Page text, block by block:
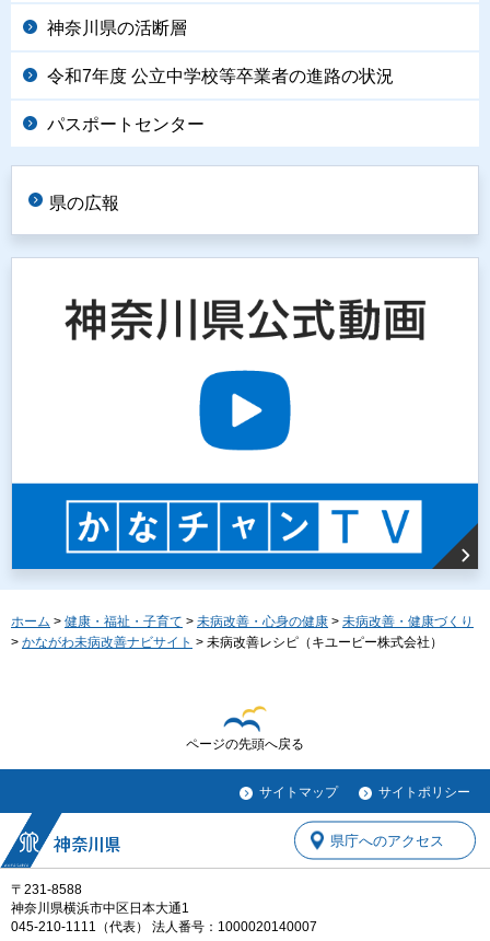
神奈川県の活断層
令和7年度 公立中学校等卒業者の進路の状況
パスポートセンター
県の広報
ホーム > 健康・福祉・子育て > 未病改善・心身の健康 > 未病改善・健康づくり
> かながわ未病改善ナビサイト > 未病改善レシピ（キユーピー株式会社）
ページの先頭へ戻る
サイトマップ サイトポリシー
〒231-8588
神奈川県横浜市中区日本大通1
045-210-1111（代表） 法人番号：1000020140007
県庁へのアクセス